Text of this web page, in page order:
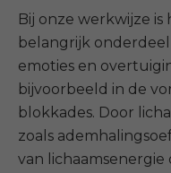
Bij onze werkwijze is
belangrijk
emoties en
bijvoorbeeld in de
blokkades. Door
zoals
van lichaamsenergie